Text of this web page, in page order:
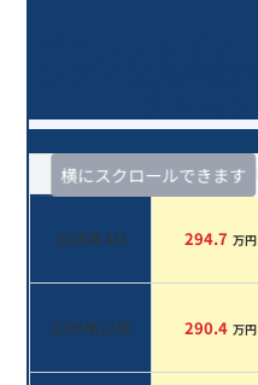
横にスクロールできます
査定時期 セルカ実績
2026年4月 294.7 万円
2025年12月 290.4 万円